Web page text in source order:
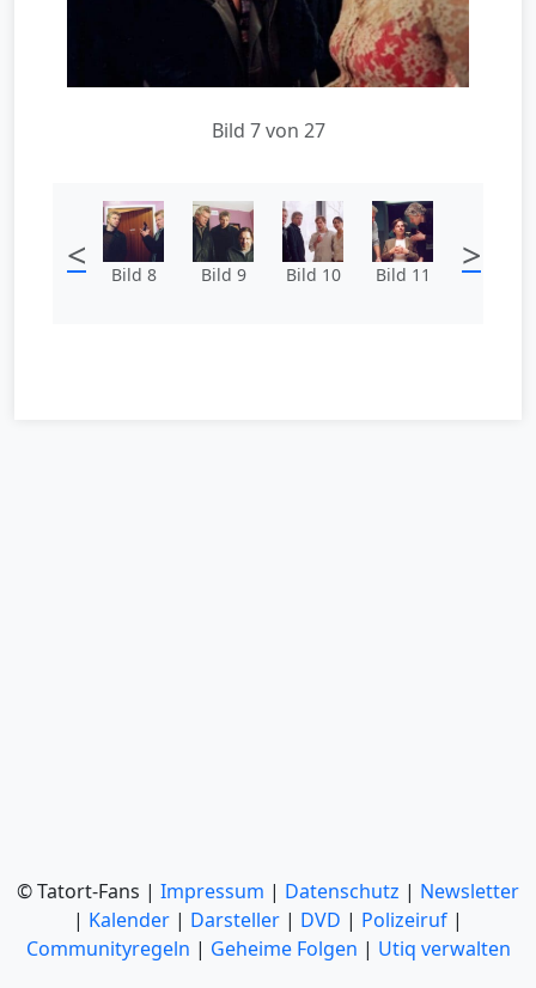
Bild 7 von 27
< Bild 8 Bild 9 Bild 10 Bild 11 >
© Tatort-Fans | Impressum | Datenschutz | Newsletter
| Kalender | Darsteller | DVD | Polizeiruf |
Communityregeln | Geheime Folgen | Utiq verwalten